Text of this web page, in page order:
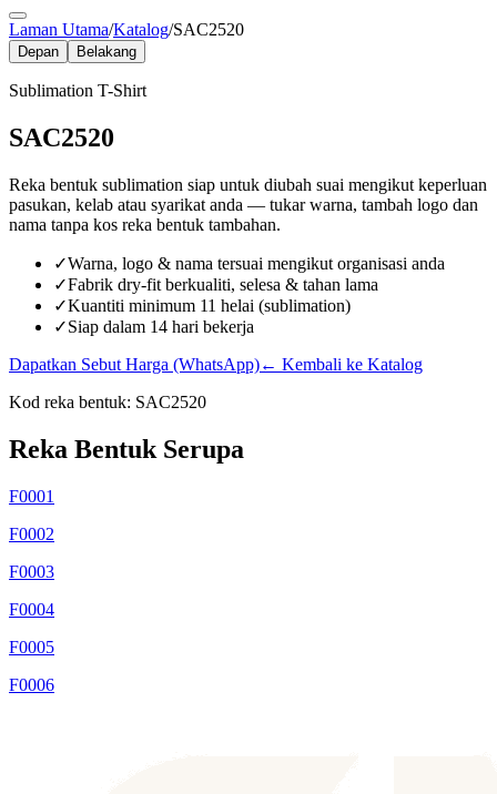
Laman Utama/Katalog/SAC2520
Depan Belakang
Sublimation T-Shirt
SAC2520
Reka bentuk sublimation siap untuk diubah suai mengikut keperluan
pasukan, kelab atau syarikat anda — tukar warna, tambah logo dan
nama tanpa kos reka bentuk tambahan.
✓Warna, logo & nama tersuai mengikut organisasi anda
✓Fabrik dry-fit berkualiti, selesa & tahan lama
✓Kuantiti minimum 11 helai (sublimation)
✓Siap dalam 14 hari bekerja
Dapatkan Sebut Harga (WhatsApp)← Kembali ke Katalog
Kod reka bentuk: SAC2520
Reka Bentuk Serupa
F0001
F0002
F0003
F0004
F0005
F0006